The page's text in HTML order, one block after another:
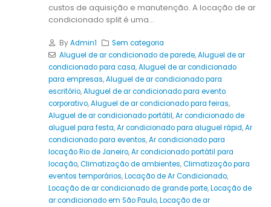
custos de aquisição e manutenção. A locação de ar
condicionado split é uma...
ByAdmin1
Sem categoria
Aluguel de ar condicionado de parede,Aluguel de ar
condicionado para casa,Aluguel de ar condicionado
para empresas,Aluguel de ar condicionado para
escritório,Aluguel de ar condicionado para evento
corporativo,Aluguel de ar condicionado para feiras,
Aluguel de ar condicionado portátil,Ar condicionado de
aluguel para festa,Ar condicionado para aluguel rápid,Ar
condicionado para eventos,Ar condicionado para
locação Rio de Janeiro,Ar condicionado portátil para
locação,Climatização de ambientes,Climatização para
eventos temporários,Locação de Ar Condicionado,
Locação de ar condicionado de grande porte,Locação de
ar condicionado em São Paulo,Locação de ar